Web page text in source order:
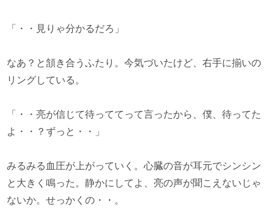
「・・見りゃ分かるだろ」
なあ？と頷き合うふたり。今気づいたけど、右手に揃いの
リングしている。
「・・亮が信じて待っててって言ったから、僕、待ってた
よ・・？ずっと・・」
みるみる血圧が上がっていく。心臓の音が耳元でシンシン
と大きく鳴った。静かにしてよ、亮の声が聞こえないじゃ
ないか。せっかくの・・。